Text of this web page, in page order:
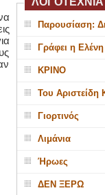
Παρουσίαση:
Γράφει η
ΚΡΙΝΟ
Του Αριστείδη
Γιορτινός
Λιμάνια
Ήρωες
ΔΕΝ ΞΕΡΩ